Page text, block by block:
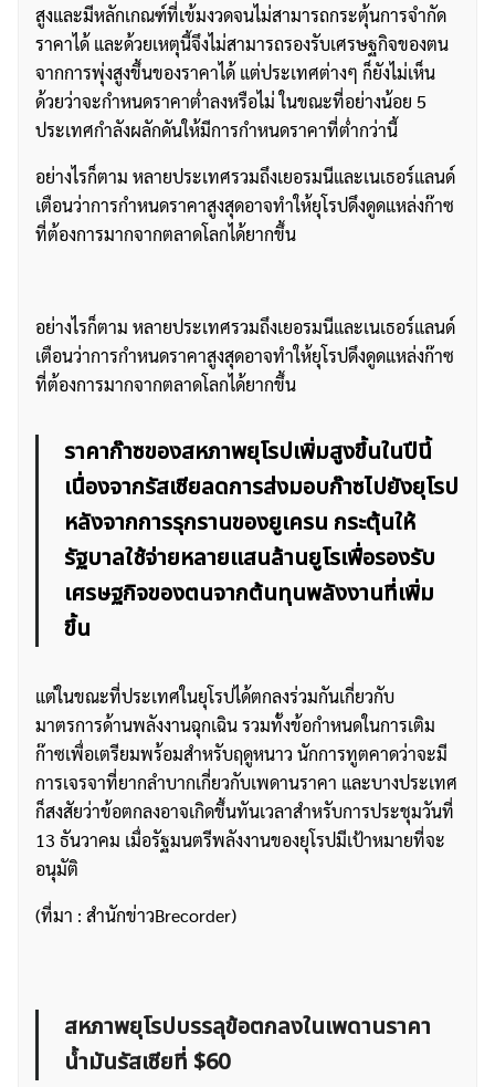
สูงและมีหลักเกณฑ์ที่เข้มงวดจนไม่สามารถกระตุ้นการจำกัด
ราคาได้ และด้วยเหตุนี้จึงไม่สามารถรองรับเศรษฐกิจของตน
จากการพุ่งสูงขึ้นของราคาได้ แต่ประเทศต่างๆ ก็ยังไม่เห็น
ด้วยว่าจะกำหนดราคาต่ำลงหรือไม่ ในขณะที่อย่างน้อย 5
ประเทศกำลังผลักดันให้มีการกำหนดราคาที่ต่ำกว่านี้
อย่างไรก็ตาม หลายประเทศรวมถึงเยอรมนีและเนเธอร์แลนด์
เตือนว่าการกำหนดราคาสูงสุดอาจทำให้ยุโรปดึงดูดแหล่งก๊าซ
ที่ต้องการมากจากตลาดโลกได้ยากขึ้น
อย่างไรก็ตาม หลายประเทศรวมถึงเยอรมนีและเนเธอร์แลนด์
เตือนว่าการกำหนดราคาสูงสุดอาจทำให้ยุโรปดึงดูดแหล่งก๊าซ
ที่ต้องการมากจากตลาดโลกได้ยากขึ้น
ราคาก๊าซของสหภาพยุโรปเพิ่มสูงขึ้นในปีนี้
เนื่องจากรัสเซียลดการส่งมอบก๊าซไปยังยุโรป
หลังจากการรุกรานของยูเครน กระตุ้นให้
รัฐบาลใช้จ่ายหลายแสนล้านยูโรเพื่อรองรับ
เศรษฐกิจของตนจากต้นทุนพลังงานที่เพิ่ม
ขึ้น
แต่ในขณะที่ประเทศในยุโรปได้ตกลงร่วมกันเกี่ยวกับ
มาตรการด้านพลังงานฉุกเฉิน รวมทั้งข้อกำหนดในการเติม
ก๊าซเพื่อเตรียมพร้อมสำหรับฤดูหนาว นักการทูตคาดว่าจะมี
การเจรจาที่ยากลำบากเกี่ยวกับเพดานราคา และบางประเทศ
ก็สงสัยว่าข้อตกลงอาจเกิดขึ้นทันเวลาสำหรับการประชุมวันที่
13 ธันวาคม เมื่อรัฐมนตรีพลังงานของยุโรปมีเป้าหมายที่จะ
อนุมัติ
(ที่มา : สำนักข่าวBrecorder)
สหภาพยุโรปบรรลุข้อตกลงในเพดานราคา
น้ำมันรัสเซียที่ $60